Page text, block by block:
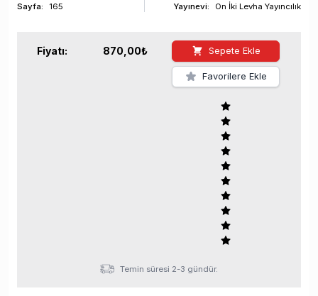
Sayfa: 165
Yayınevi:
On İki Levha Yayıncılık
Fiyatı: 870,00₺ Sepete Ekle
Favorilere Ekle
Temin süresi 2-3 gündür.